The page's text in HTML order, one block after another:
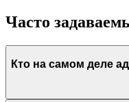
Часто
Кто на самом деле